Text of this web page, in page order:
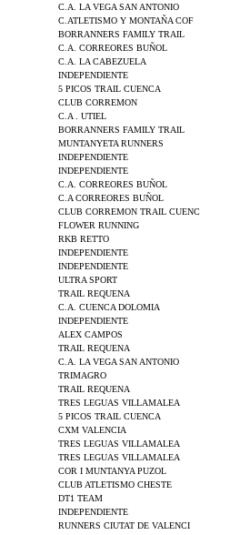
C.A. LA VEGA SAN ANTONIO
C.ATLETISMO Y MONTAÑA COF
BORRANNERS FAMILY TRAIL
C.A. CORREORES BUÑOL
C.A. LA CABEZUELA
INDEPENDIENTE
5 PICOS TRAIL CUENCA
CLUB CORREMON
C.A . UTIEL
BORRANNERS FAMILY TRAIL
MUNTANYETA RUNNERS
INDEPENDIENTE
INDEPENDIENTE
C.A. CORREORES BUÑOL
C.A CORREORES BUÑOL
CLUB CORREMON TRAIL CUENC
FLOWER RUNNING
RKB RETTO
INDEPENDIENTE
INDEPENDIENTE
ULTRA SPORT
TRAIL REQUENA
C.A. CUENCA DOLOMIA
INDEPENDIENTE
ALEX CAMPOS
TRAIL REQUENA
C.A. LA VEGA SAN ANTONIO
TRIMAGRO
TRAIL REQUENA
TRES LEGUAS VILLAMALEA
5 PICOS TRAIL CUENCA
CXM VALENCIA
TRES LEGUAS VILLAMALEA
TRES LEGUAS VILLAMALEA
COR I MUNTANYA PUZOL
CLUB ATLETISMO CHESTE
DT1 TEAM
INDEPENDIENTE
RUNNERS CIUTAT DE VALENCI